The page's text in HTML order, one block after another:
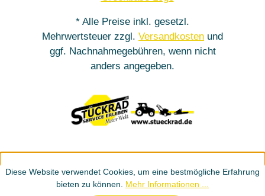
* Alle Preise inkl. gesetzl.
Mehrwertsteuer zzgl. Versandkosten und
ggf. Nachnahmegebühren, wenn nicht
anders angegeben.
Diese Website verwendet Cookies, um eine bestmögliche Erfahrung
bieten zu können. Mehr Informationen ...